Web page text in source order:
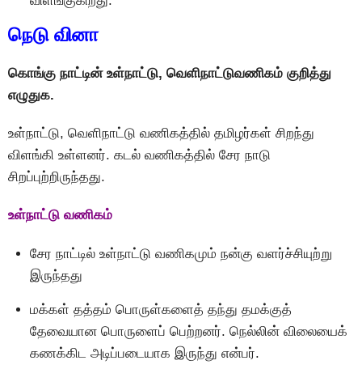
நெடு வினா
கொங்கு நாட்டின் உள்நாட்டு, வெளிநாட்டுவணிகம் குறித்து
எழுதுக.
உள்நாட்டு, வெளிநாட்டு வணிகத்தில் தமிழர்கள் சிறந்து
விளங்கி உள்ளனர். கடல் வணிகத்தில் சேர நாடு
சிறப்புற்றிருந்தது.
உள்நாட்டு வணிகம்
சேர நாட்டில் உள்நாட்டு வணிகமும் நன்கு வளர்ச்சியுற்று
இருந்தது
மக்கள் தத்தம் பொருள்களைத் தந்து தமக்குத்
தேவையான பொருளைப் பெற்றனர். நெல்லின் விலையைக்
கணக்கிட அடிப்படையாக இருந்து என்பர்.